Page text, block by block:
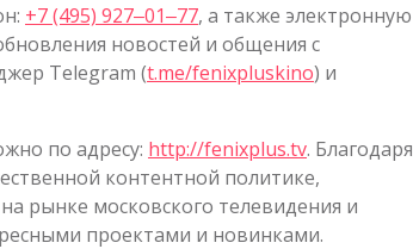
+7 (495) 927‒01‒77, а также электронную
новостей и общения с
Telegram (t.me/fenixpluskino) и
по адресу: http://fenixplus.tv. Благодаря
контентной политике,
рынке московского телевидения и
проектами и новинками.